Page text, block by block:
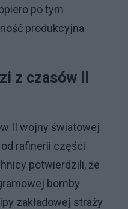
po tym
produkcyjna
z czasów II
II wojny światowej
rafinerii części
potwierdzili, że
bomby
zakładowej straży